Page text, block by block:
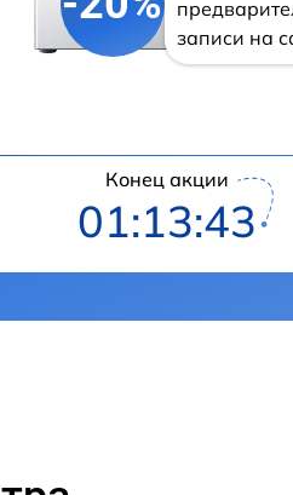
записи на
Конец акции
01:13:42